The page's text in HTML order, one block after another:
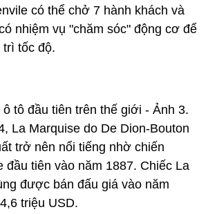
có thể chở 7 hành khách và
nhiệm vụ "chăm sóc" động cơ để
tốc độ.
La Marquise do De Dion-Bouton
trở nên nổi tiếng nhờ chiến
đầu tiên vào năm 1887. Chiếc La
được bán đấu giá vào năm
triệu USD.